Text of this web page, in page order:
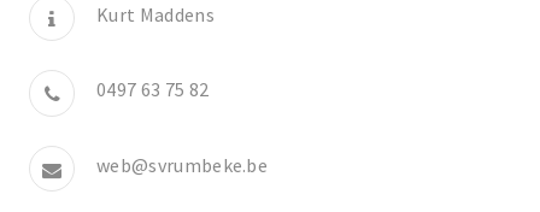
Kurt Maddens
0497 63 75 82
web@svrumbeke.be